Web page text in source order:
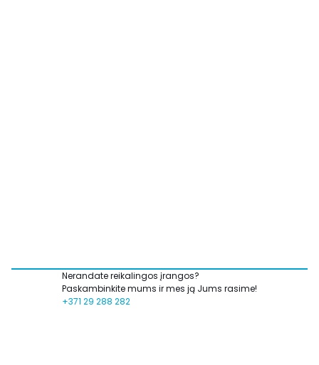
Nerandate reikalingos įrangos?
Paskambinkite mums ir mes ją Jums rasime!
+371 29 288 282